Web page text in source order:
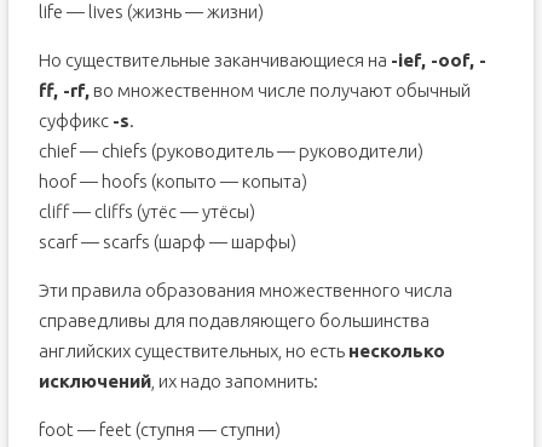
life — lives (жизнь — жизни)
Но существительные заканчивающиеся на -ief, -oof, -
ff, -rf,во множественном числе получают обычный
суффикс -s.
chief — chiefs (руководитель — руководители)
hoof — hoofs (копыто — копыта)
cliff — cliffs (утёс — утёсы)
scarf — scarfs (шарф — шарфы)
Эти правила образования множественного числа
справедливы для подавляющего большинства
английских существительных, но есть несколько
исключений, их надо запомнить:
foot — feet (ступня — ступни)